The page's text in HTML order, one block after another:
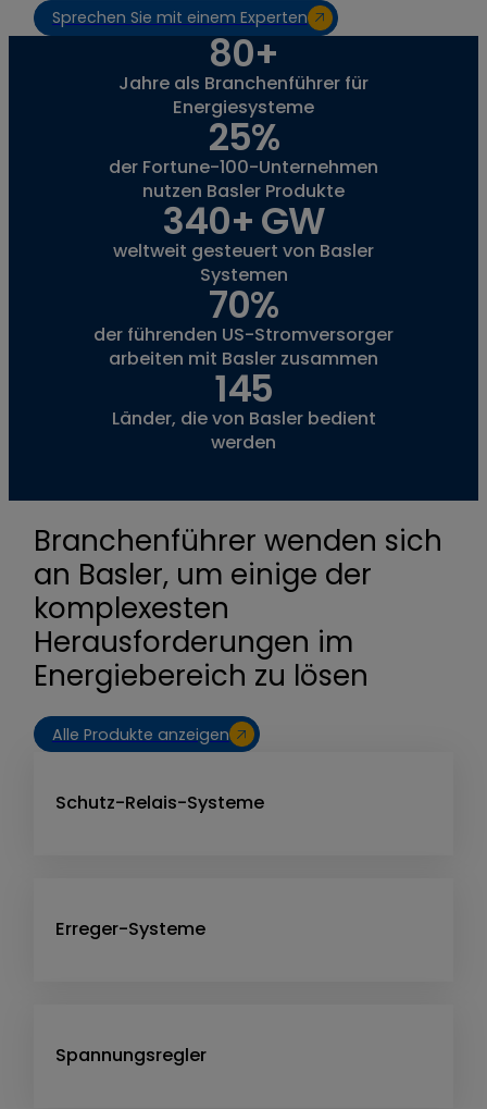
Sprechen Sie mit einem Experten
80+
Jahre als Branchenführer für
Energiesysteme
25%
der Fortune-100-Unternehmen
nutzen Basler Produkte
340+ GW
weltweit gesteuert von Basler
Systemen
70%
der führenden US-Stromversorger
arbeiten mit Basler zusammen
145
Länder, die von Basler bedient
werden
Branchenführer wenden sich
an Basler, um einige der
komplexesten
Herausforderungen im
Energiebereich zu lösen
Alle Produkte anzeigen
Schutz-Relais-Systeme
Erreger-Systeme
Spannungsregler